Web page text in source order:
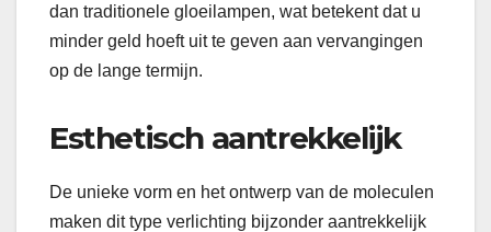
dan traditionele gloeilampen, wat betekent dat u
minder geld hoeft uit te geven aan vervangingen
op de lange termijn.
Esthetisch aantrekkelijk
De unieke vorm en het ontwerp van de moleculen
maken dit type verlichting bijzonder aantrekkelijk